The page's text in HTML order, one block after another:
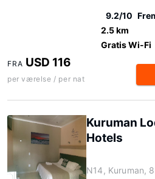
9.2/10
2.5 km
Gratis Wi-Fi
FRA USD 116
per værelse / per nat
Kuruman
Hotels
N14, Kuruman,